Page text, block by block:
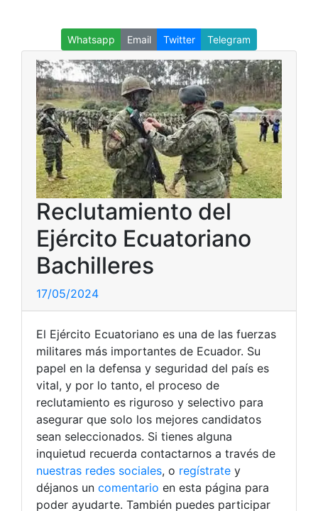
Whatsapp Email Twitter Telegram
Reclutamiento del
Ejército Ecuatoriano
Bachilleres
17/05/2024
El Ejército Ecuatoriano es una de las fuerzas
militares más importantes de Ecuador. Su
papel en la defensa y seguridad del país es
vital, y por lo tanto, el proceso de
reclutamiento es riguroso y selectivo para
asegurar que solo los mejores candidatos
sean seleccionados. Si tienes alguna
inquietud recuerda contactarnos a través de
nuestras redes sociales, o regístrate y
déjanos un comentario en esta página para
poder ayudarte. También puedes participar